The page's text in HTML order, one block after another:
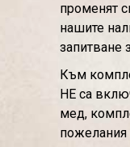
променят
нашите
запитване
Към
НЕ са
мед,
пожелания